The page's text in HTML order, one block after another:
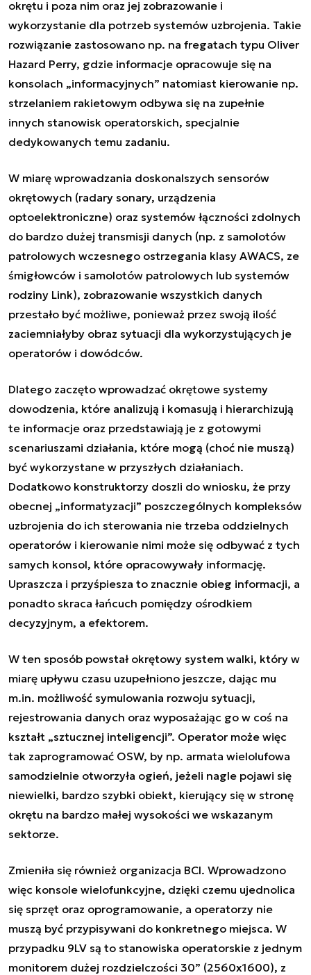
okrętu i poza nim oraz jej zobrazowanie i
wykorzystanie dla potrzeb systemów uzbrojenia. Takie
rozwiązanie zastosowano np. na fregatach typu Oliver
Hazard Perry, gdzie informacje opracowuje się na
konsolach „informacyjnych” natomiast kierowanie np.
strzelaniem rakietowym odbywa się na zupełnie
innych stanowisk operatorskich, specjalnie
dedykowanych temu zadaniu.
W miarę wprowadzania doskonalszych sensorów
okrętowych (radary sonary, urządzenia
optoelektroniczne) oraz systemów łączności zdolnych
do bardzo dużej transmisji danych (np. z samolotów
patrolowych wczesnego ostrzegania klasy AWACS, ze
śmigłowców i samolotów patrolowych lub systemów
rodziny Link), zobrazowanie wszystkich danych
przestało być możliwe, ponieważ przez swoją ilość
zaciemniałyby obraz sytuacji dla wykorzystujących je
operatorów i dowódców.
Dlatego zaczęto wprowadzać okrętowe systemy
dowodzenia, które analizują i komasują i hierarchizują
te informacje oraz przedstawiają je z gotowymi
scenariuszami działania, które mogą (choć nie muszą)
być wykorzystane w przyszłych działaniach.
Dodatkowo konstruktorzy doszli do wniosku, że przy
obecnej „informatyzacji” poszczególnych kompleksów
uzbrojenia do ich sterowania nie trzeba oddzielnych
operatorów i kierowanie nimi może się odbywać z tych
samych konsol, które opracowywały informację.
Upraszcza i przyśpiesza to znacznie obieg informacji, a
ponadto skraca łańcuch pomiędzy ośrodkiem
decyzyjnym, a efektorem.
W ten sposób powstał okrętowy system walki, który w
miarę upływu czasu uzupełniono jeszcze, dając mu
m.in. możliwość symulowania rozwoju sytuacji,
rejestrowania danych oraz wyposażając go w coś na
kształt „sztucznej inteligencji”. Operator może więc
tak zaprogramować OSW, by np. armata wielolufowa
samodzielnie otworzyła ogień, jeżeli nagle pojawi się
niewielki, bardzo szybki obiekt, kierujący się w stronę
okrętu na bardzo małej wysokości we wskazanym
sektorze.
Zmieniła się również organizacja BCI. Wprowadzono
więc konsole wielofunkcyjne, dzięki czemu ujednolica
się sprzęt oraz oprogramowanie, a operatorzy nie
muszą być przypisywani do konkretnego miejsca. W
przypadku 9LV są to stanowiska operatorskie z jednym
monitorem dużej rozdzielczości 30” (2560x1600), z